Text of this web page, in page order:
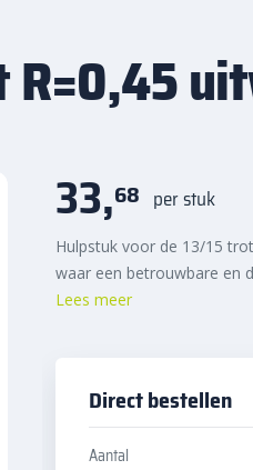
R=0,45
33,68 per stuk
Hulpstuk voor de 13/15
waar een betrouwbare en
Lees meer
Direct bestellen
Aantal